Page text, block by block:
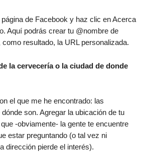
de Facebook y haz clic en Acerca
Aquí podrás crear tu @nombre de
resultado, la URL personalizada.
la cervecería o la ciudad de donde
el que me he encontrado: las
son. Agregar la ubicación de tu
-obviamente- la gente te encuentre
estar preguntando (o tal vez ni
dirección pierde el interés).